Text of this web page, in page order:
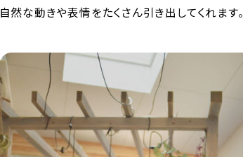
自然な動きや表情をたくさん引き出してくれます。